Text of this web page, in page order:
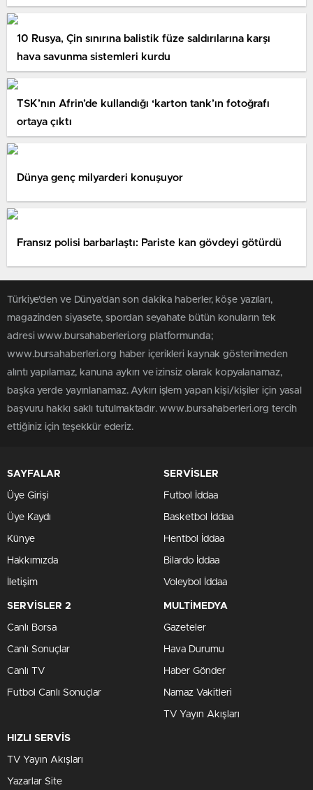
10 Rusya, Çin sınırına balistik füze saldırılarına karşı
hava savunma sistemleri kurdu
TSK’nın Afrin’de kullandığı ‘karton tank’ın fotoğrafı
ortaya çıktı
Dünya genç milyarderi konuşuyor
Fransız polisi barbarlaştı: Pariste kan gövdeyi götürdü
Türkiye'den ve Dünya’dan son dakika haberler, köşe yazıları,
magazinden siyasete, spordan seyahate bütün konuların tek
adresi www.bursahaberleri.org platformunda;
www.bursahaberleri.org haber içerikleri kaynak gösterilmeden
alıntı yapılamaz, kanuna aykırı ve izinsiz olarak kopyalanamaz,
başka yerde yayınlanamaz. Aykırı işlem yapan kişi/kişiler için yasal
başvuru hakkı saklı tutulmaktadır. www.bursahaberleri.org tercih
ettiğiniz için teşekkür ederiz.
SAYFALAR
Üye Girişi
Üye Kaydı
Künye
Hakkımızda
İletişim
SERVİSLER
Futbol İddaa
Basketbol İddaa
Hentbol İddaa
Bilardo İddaa
Voleybol İddaa
SERVİSLER 2
Canlı Borsa
Canlı Sonuçlar
Canlı TV
Futbol Canlı Sonuçlar
MULTİMEDYA
Gazeteler
Hava Durumu
Haber Gönder
Namaz Vakitleri
TV Yayın Akışları
HIZLI SERVİS
TV Yayın Akışları
Yazarlar Site